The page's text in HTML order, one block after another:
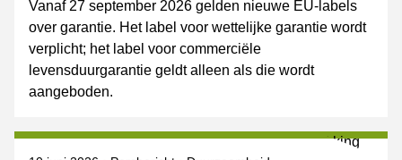
Vanaf 27 september 2026 gelden nieuwe EU-labels
over garantie. Het label voor wettelijke garantie wordt
verplicht; het label voor commerciële
levensduurgarantie geldt alleen als die wordt
aangeboden.